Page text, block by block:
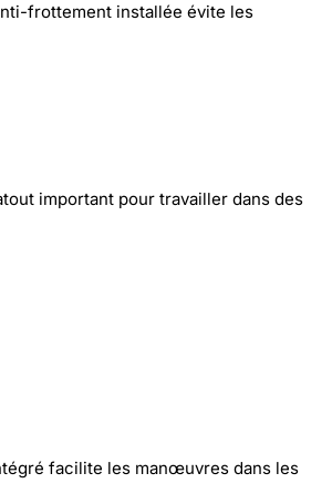
frottement installée évite les
important pour travailler dans des
facilite les manœuvres dans les